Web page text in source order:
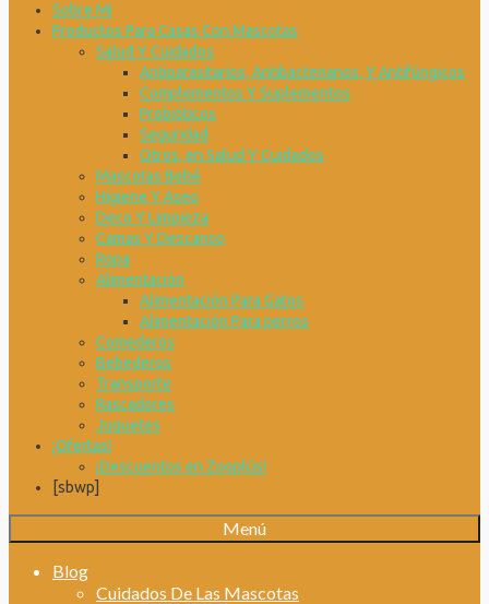
Sobre Mi
Productos Para Casas Con Mascotas
Salud Y Cuidados
Antiparasitarios, Antibacterianos, Y Antifúngicos
Complementos Y Suplementos
Probióticos
Seguridad
Otros, en Salud Y Cuidados
Mascotas Bebé
Higiene Y Aseo
Deco Y Limpieza
Camas Y Descanso
Ropa
Alimentación
Alimentación Para Gatos
Alimentación Para perros
Comederos
Bebederos
Transporte
Rascadores
Juguetes
¡Ofertas!
¡Descuentos en Zooplús!
[sbwp]
Menú
Blog
Cuidados De Las Mascotas